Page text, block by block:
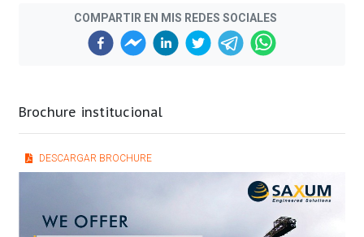
COMPARTIR EN MIS REDES SOCIALES
Brochure institucional
DESCARGAR BROCHURE